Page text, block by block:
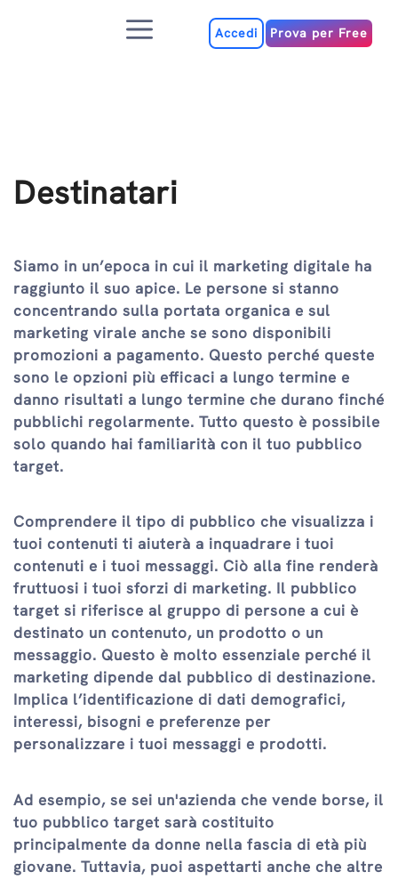
MenuAccedi Prova per Free
Destinatari
Siamo in un’epoca in cui il marketing digitale ha
raggiunto il suo apice. Le persone si stanno
concentrando sulla portata organica e sul
marketing virale anche se sono disponibili
promozioni a pagamento. Questo perché queste
sono le opzioni più efficaci a lungo termine e
danno risultati a lungo termine che durano finché
pubblichi regolarmente. Tutto questo è possibile
solo quando hai familiarità con il tuo pubblico
target.
Comprendere il tipo di pubblico che visualizza i
tuoi contenuti ti aiuterà a inquadrare i tuoi
contenuti e i tuoi messaggi. Ciò alla fine renderà
fruttuosi i tuoi sforzi di marketing. Il pubblico
target si riferisce al gruppo di persone a cui è
destinato un contenuto, un prodotto o un
messaggio. Questo è molto essenziale perché il
marketing dipende dal pubblico di destinazione.
Implica l’identificazione di dati demografici,
interessi, bisogni e preferenze per
personalizzare i tuoi messaggi e prodotti.
Ad esempio, se sei un'azienda che vende borse, il
tuo pubblico target sarà costituito
principalmente da donne nella fascia di età più
giovane. Tuttavia, puoi aspettarti anche che altre